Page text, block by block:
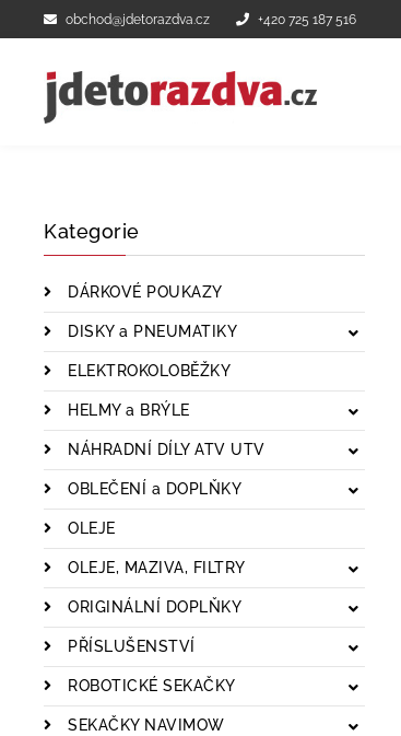
obchod@jdetorazdva.cz +420 725 187 516
Kategorie
DÁRKOVÉ POUKAZY
DISKY a PNEUMATIKY
ELEKTROKOLOBĚŽKY
HELMY a BRÝLE
NÁHRADNÍ DÍLY ATV UTV
OBLEČENÍ a DOPLŇKY
OLEJE
OLEJE, MAZIVA, FILTRY
ORIGINÁLNÍ DOPLŇKY
PŘÍSLUŠENSTVÍ
ROBOTICKÉ SEKAČKY
SEKAČKY NAVIMOW